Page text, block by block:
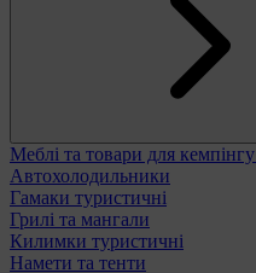
Меблі та товари для кемпінгу
Автохолодильники
Гамаки туристичні
Грилі та мангали
Килимки туристичні
Намети та тенти